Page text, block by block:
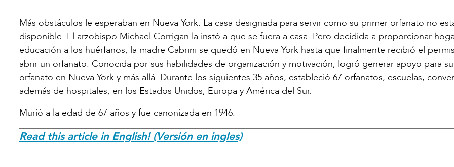
Más obstáculos le esperaban en Nueva York. La casa designada para servir como su primer orfanato no
disponible. El arzobispo Michael Corrigan la instó a que se fuera a casa. Pero decidida a proporcionar
educación a los huérfanos, la madre Cabrini se quedó en Nueva York hasta que finalmente recibió el
abrir un orfanato. Conocida por sus habilidades de organización y motivación, logró generar apoyo para su
orfanato en Nueva York y más allá. Durante los siguientes 35 años, estableció 67 orfanatos, escuelas,
además de hospitales, en los Estados Unidos, Europa y América del Sur.
Murió a la edad de 67 años y fue canonizada en 1946.
Read this article in English! (Versión en ingles)